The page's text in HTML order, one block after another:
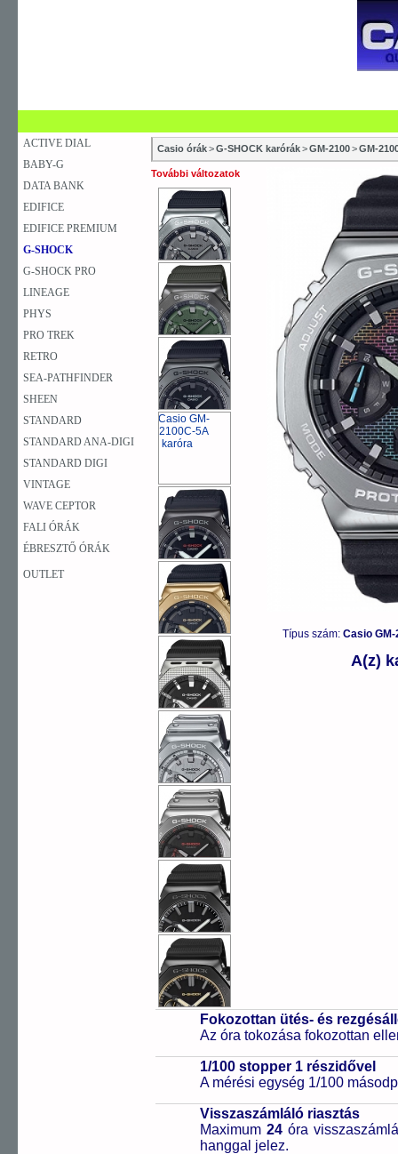
ACTIVE DIAL
BABY-G
DATA BANK
EDIFICE
EDIFICE PREMIUM
G-SHOCK
G-SHOCK PRO
LINEAGE
PHYS
PRO TREK
RETRO
SEA-PATHFINDER
SHEEN
STANDARD
STANDARD ANA-DIGI
STANDARD DIGI
VINTAGE
WAVE CEPTOR
FALI ÓRÁK
ÉBRESZTŐ ÓRÁK
OUTLET
Casio órák>G-SHOCK karórák>GM-2100>GM-
További változatok
Típus szám: Casio
A(z)
Fokozottan ütés- és
Az óra tokozása fokozottan
1/100 stopper 1 részidővel
A mérési egység 1/100
Visszaszámláló riasztás
Maximum24 óra
hanggal jelez.